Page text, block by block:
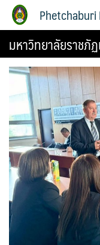
มหาวิทยาลัยราชภั